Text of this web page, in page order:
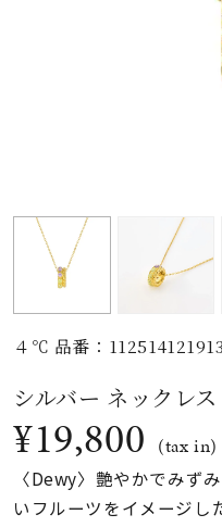
誕生石
モチーフ
ファッションテイス
ト
４℃ 品番：112514121913
シルバー ネックレス
¥19,800 (tax in)
〈Dewy〉艶やかでみず
いフルーツをイメージし